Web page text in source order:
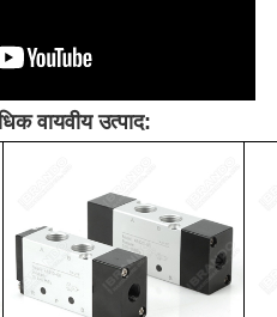
वायवीय उत्पाद: